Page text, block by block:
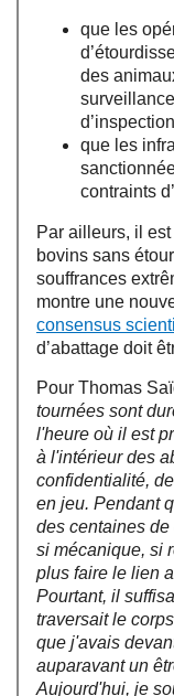
que les
des
que les
contraints
Par ailleurs, il est
bovins sans
souffrances
montre une
consensus
d’abattage doit
Pour Thomas
tournées sont
l'heure où il est
à l'intérieur des
confidentialité,
en jeu. Pendant
des centaines
si mécanique, si
plus faire le lien
Pourtant, il
traversait le
que j'avais
auparavant un
Aujourd'hui, je